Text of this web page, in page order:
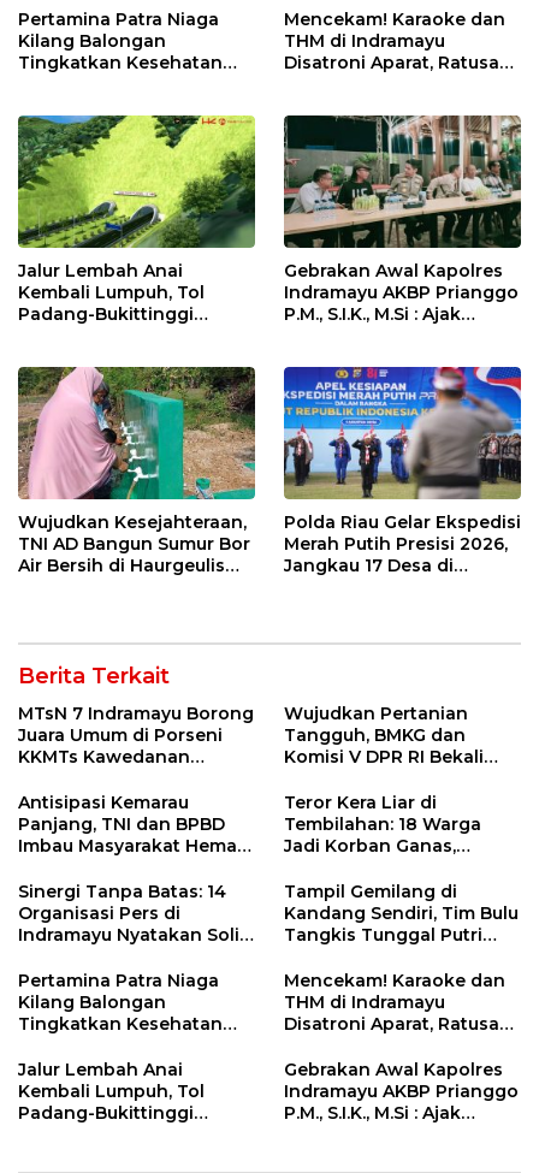
Pertamina Patra Niaga
Kilang Balongan
Tingkatkan Kesehatan
Rutin dan Edukasi
Perawatan Gigi
Mencekam! Karaoke dan
THM di Indramayu
Disatroni Aparat, Ratusan
Jalur Lembah Anai
Kembali Lumpuh, Tol
Padang-Bukittinggi
Gebrakan Awal Kapolres
Indramayu AKBP Prianggo
P.M., S.I.K., M.Si : Ajak
Wujudkan Kesejahteraan,
TNI AD Bangun Sumur Bor
Air Bersih di Haurgeulis
Polda Riau Gelar Ekspedisi
Merah Putih Presisi 2026,
Jangkau 17 Desa di
Berita Terkait
MTsN 7 Indramayu Borong
Juara Umum di Porseni
KKMTs Kawedanan
Wujudkan Pertanian
Tangguh, BMKG dan
Komisi V DPR RI Bekali
Sekolah Lapang Iklim
Antisipasi Kemarau
Panjang, TNI dan BPBD
Imbau Masyarakat Hemat
Kebakaran
Teror Kera Liar di
Tembilahan: 18 Warga
Jadi Korban Ganas,
12 Jahitan!
Sinergi Tanpa Batas: 14
Organisasi Pers di
Indramayu Nyatakan Solid
Tampil Gemilang di
Kandang Sendiri, Tim Bulu
Tangkis Tunggal Putri
Juara Porseni KKMTs
Jatibarang 2026
Pertamina Patra Niaga
Kilang Balongan
Tingkatkan Kesehatan
Pemeriksaan Kesehatan
Rutin dan Edukasi
Perawatan Gigi
Mencekam! Karaoke dan
THM di Indramayu
Disatroni Aparat, Ratusan
Dites Urine!
Jalur Lembah Anai
Kembali Lumpuh, Tol
Padang-Bukittinggi
Gebrakan Awal Kapolres
Indramayu AKBP Prianggo
P.M., S.I.K., M.Si : Ajak